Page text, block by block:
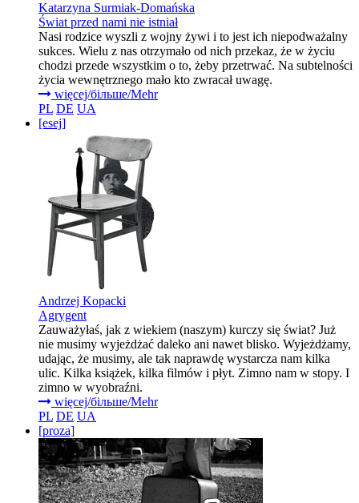
Katarzyna Surmiak-Domańska
Świat przed nami nie istniał
Nasi rodzice wyszli z wojny żywi i to jest ich niepodważalny
sukces. Wielu z nas otrzymało od nich przekaz, że w życiu
chodzi przede wszystkim o to, żeby przetrwać. Na subtelności
życia wewnętrznego mało kto zwracał uwagę.
więcej/більше/Mehr
PL DE UA
[esej]
Andrzej Kopacki
Agrygent
Zauważyłaś, jak z wiekiem (naszym) kurczy się świat? Już
nie musimy wyjeżdżać daleko ani nawet blisko. Wyjeżdżamy,
udając, że musimy, ale tak naprawdę wystarcza nam kilka
ulic. Kilka książek, kilka filmów i płyt. Zimno nam w stopy. I
zimno w wyobraźni.
więcej/більше/Mehr
PL DE UA
[proza]